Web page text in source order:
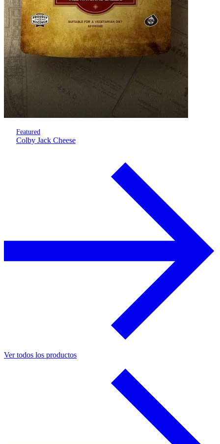
Featured
Colby Jack Cheese
Ver todos los productos